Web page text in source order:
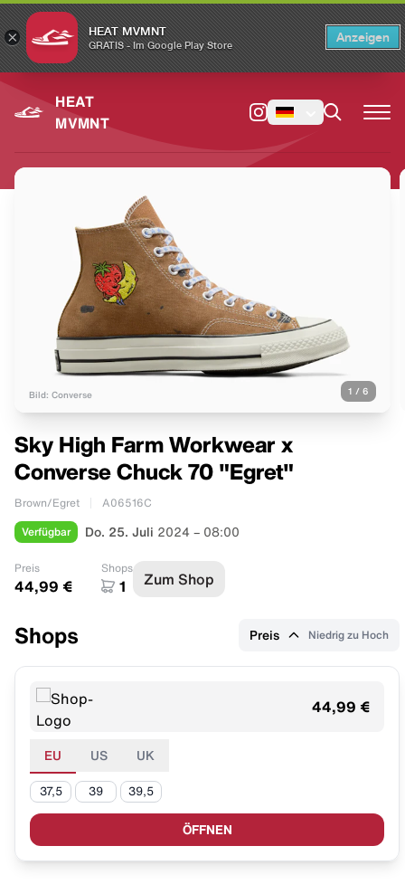
× HEAT MVMNT
GRATIS - Im Google Play Store
Anzeigen
HEAT
MVMNT
Bild: Converse 1 / 6
Sky High Farm Workwear x
Converse Chuck 70 "Egret"
Brown/Egret A06516C
Verfügbar Do. 25. Juli 2024 – 08:00
Preis
44,99 €
Shops
1 Zum Shop
Shops Preis Niedrig zu Hoch
44,99 €
EU US UK
37,5 39 39,5
ÖFFNEN
Switch to the English version? Switch ×